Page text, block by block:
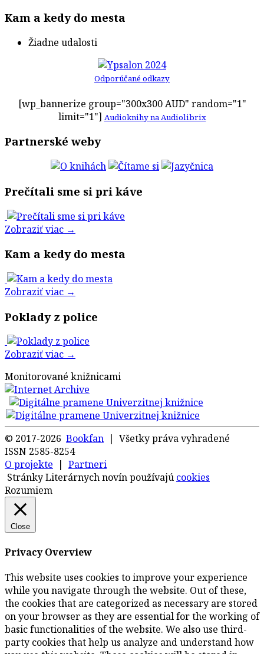
Kam a kedy do mesta
Žiadne udalosti
Odporúčané odkazy
[wp_bannerize group="300x300 AUD" random="1"
limit="1"] Audioknihy na Audiolibrix
Partnerské weby
Prečítali sme si pri káve
Zobraziť viac →
Kam a kedy do mesta
Zobraziť viac →
Poklady z police
Zobraziť viac →
Monitorované knižnicami
© 2017-2026 Bookfan | Všetky práva vyhradené
ISSN 2585-8254
O projekte | Partneri
Stránky Literárnych novín používajú cookies
Rozumiem
Close
Privacy Overview
This website uses cookies to improve your experience
while you navigate through the website. Out of these,
the cookies that are categorized as necessary are stored
on your browser as they are essential for the working of
basic functionalities of the website. We also use third-
party cookies that help us analyze and understand how